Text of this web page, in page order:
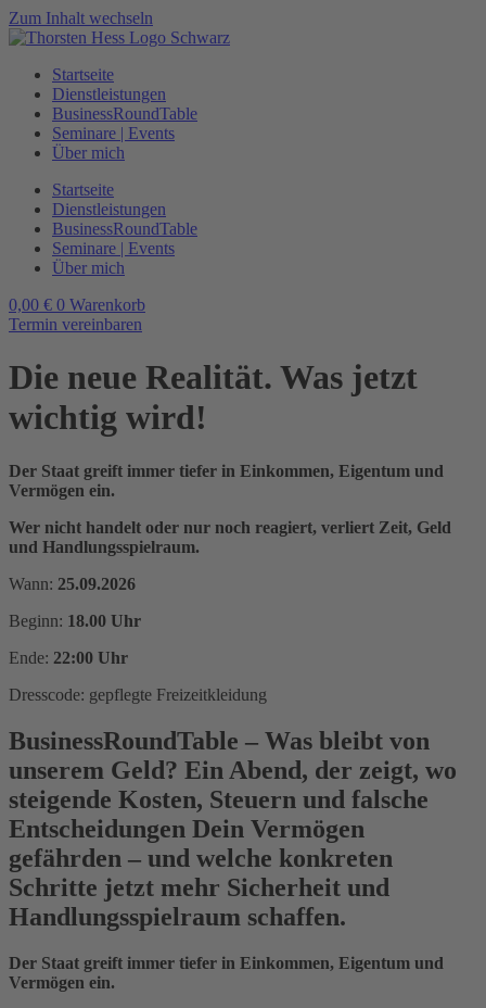
Zum Inhalt wechseln
Startseite
Dienstleistungen
BusinessRoundTable
Seminare | Events
Über mich
Startseite
Dienstleistungen
BusinessRoundTable
Seminare | Events
Über mich
0,00 € 0 Warenkorb
Termin vereinbaren
Die neue Realität. Was jetzt
wichtig wird!
Der Staat greift immer tiefer in Einkommen, Eigentum und
Vermögen ein.
Wer nicht handelt oder nur noch reagiert, verliert Zeit, Geld
und Handlungsspielraum.
Wann: 25.09.2026
Beginn: 18.00 Uhr
Ende: 22:00 Uhr
Dresscode: gepflegte Freizeitkleidung
BusinessRoundTable – Was bleibt von
unserem Geld? Ein Abend, der zeigt, wo
steigende Kosten, Steuern und falsche
Entscheidungen Dein Vermögen
gefährden – und welche konkreten
Schritte jetzt mehr Sicherheit und
Handlungsspielraum schaffen.
Der Staat greift immer tiefer in Einkommen, Eigentum und
Vermögen ein.